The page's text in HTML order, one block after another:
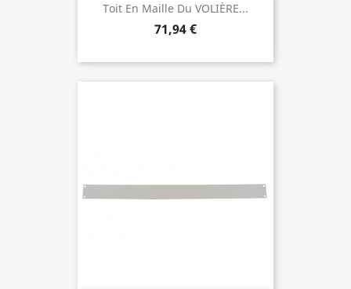
Toit En Maille Du VOLIÈRE...
71,94 €